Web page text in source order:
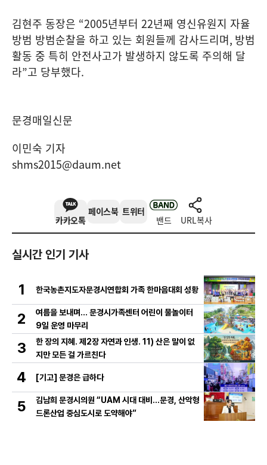
김현주 동장은 “2005년부터 22년째 영신유원지 자율
방범 방범순찰을 하고 있는 회원들께 감사드리며, 방범
활동 중 특히 안전사고가 발생하지 않도록 주의해 달
라”고 당부했다.
문경매일신문
이민숙 기자
shms2015@daum.net
카카오톡
페이스북 트위터
밴드 URL복사
실시간 인기 기사
1 한국농촌지도자문경시연합회 가족 한마음대회 성황
2
여름을 보내며… 문경시가족센터 어린이 물놀이터
9일 운영 마무리
3
한 장의 지혜. 제2장 자연과 인생. 11) 산은 말이 없
지만 모든 걸 가르친다
4 [기고] 문경은 급하다
5
김남희 문경시의원 “UAM 시대 대비…문경, 산악형
드론산업 중심도시로 도약해야”